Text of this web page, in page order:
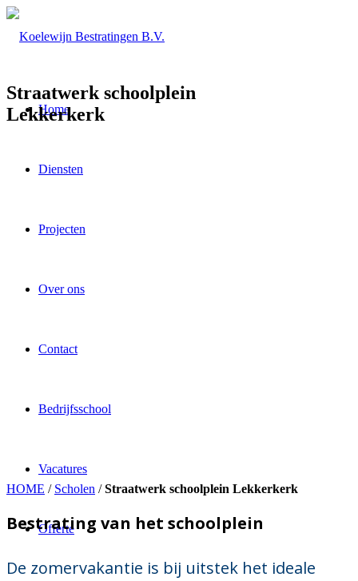
Home
Diensten
Projecten
Over ons
Contact
Bedrijfsschool
Vacatures
Offerte
Straatwerk schoolplein
Lekkerkerk
HOME / Scholen /Straatwerk schoolplein Lekkerkerk
Bestrating van het schoolplein
De zomervakantie is bij uitstek het ideale